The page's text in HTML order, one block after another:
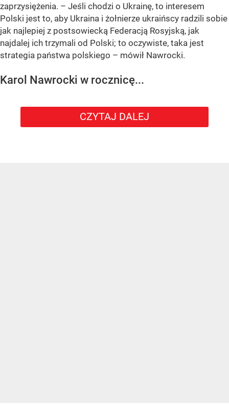
zaprzysiężenia. – Jeśli chodzi o Ukrainę, to interesem
Polski jest to, aby Ukraina i żołnierze ukraińscy radzili sobie
jak najlepiej z postsowiecką Federacją Rosyjską, jak
najdalej ich trzymali od Polski; to oczywiste, taka jest
strategia państwa polskiego – mówił Nawrocki.
Karol Nawrocki w rocznicę...
CZYTAJ DALEJ